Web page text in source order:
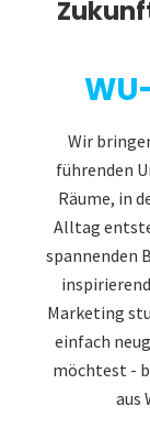
Wir
führenden
Räume, in
Alltag
spannenden
Marketing
einfach
möchtest -
aus